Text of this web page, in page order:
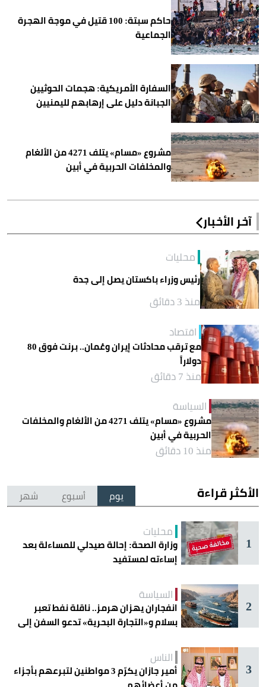
حاكم سبتة: 100 قتيل في موجة الهجرة
الجماعية
السفارة الأمريكية: هجمات الحوثيين
الجبانة دليل على إرهابهم لليمنيين
مشروع «مسام» يتلف 4271 من الألغام
والمخلفات الحربية في أبين
آخر الأخبار
محليات
رئيس وزراء باكستان يصل إلى جدة
منذ 3 دقائق
اقتصاد
مع ترقب محادثات إيران وعُمان.. برنت فوق 80
دولاراً
منذ 7 دقائق
السياسة
مشروع «مسام» يتلف 4271 من الألغام والمخلفات
الحربية في أبين
منذ 10 دقائق
الأكثر قراءة يوم أسبوع شهر
1
محليات
وزارة الصحة: إحالة صيدلي للمساءلة بعد
إساءته لمستفيد
2
السياسة
انفجاران يهزان هرمز.. ناقلة نفط تعبر
بسلام و«التجارة البحرية» تدعو السفن إلى
3
الناس
أمير جازان يكرّم 3 مواطنين لتبرعهم بأجزاء